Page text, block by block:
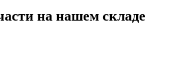
на нашем складе